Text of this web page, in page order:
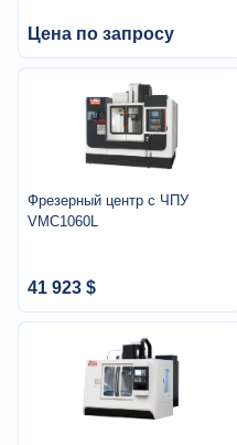
Цена по запросу
Фрезерный центр с ЧПУ
VMC1060L
41 923 $